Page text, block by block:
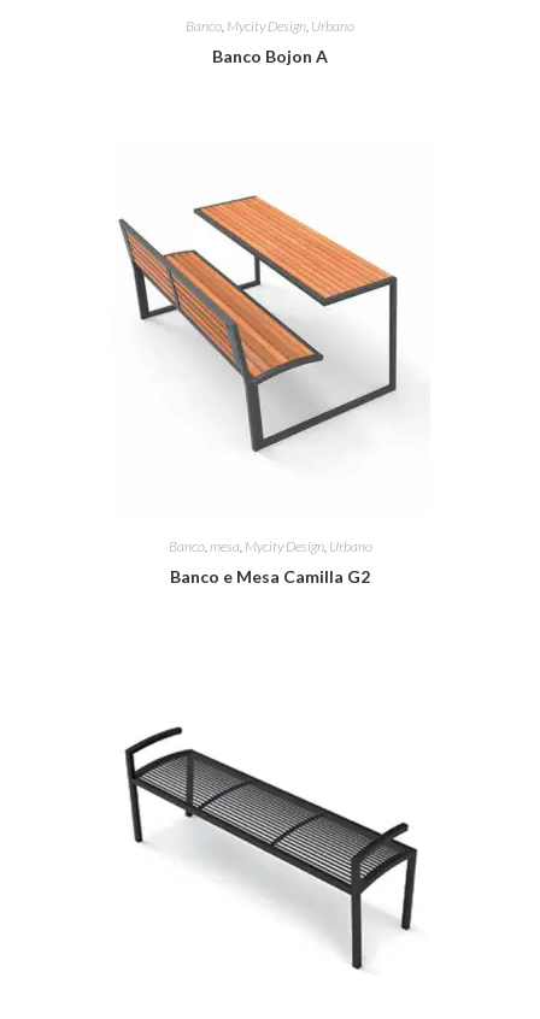
Banco, Mycity Design, Urbano
Banco Bojon A
Banco, mesa Mycity Design, Urbano
Banco e Mesa Camilla G2